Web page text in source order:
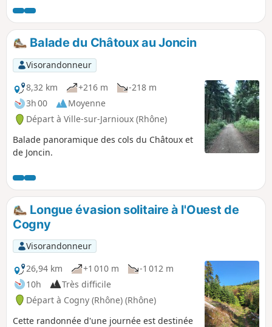
Balade du Châtoux au Joncin
Visorandonneur
8,32 km
+216 m
-218 m
3h 00
Moyenne
Départ à Ville-sur-Jarnioux (Rhône)
Balade panoramique des cols du Châtoux et
de Joncin.
Longue évasion solitaire à l'Ouest de
Cogny
Visorandonneur
26,94 km
+1 010 m
-1 012 m
10h
Très difficile
Départ à Cogny (Rhône) (Rhône)
Cette randonnée d'une journée est destinée